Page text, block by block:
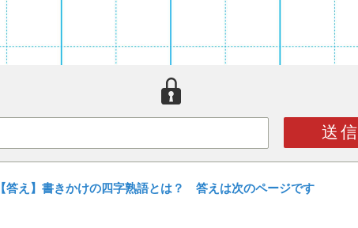
送信
【答え】書きかけの四字熟語とは？ 答えは次のページです